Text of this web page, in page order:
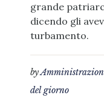
grande
dicendo gli
turbamento.
by
del giorno